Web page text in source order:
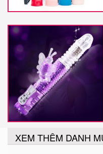
XEM THÊM DANH